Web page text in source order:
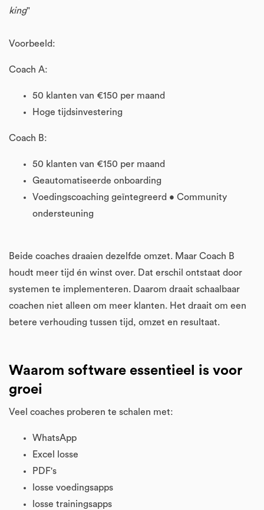
king"
Voorbeeld:
Coach A:
50 klanten van €150 per maand
Hoge tijdsinvestering
Coach B:
50 klanten van €150 per maand
Geautomatiseerde onboarding
Voedingscoaching geïntegreerd • Community
ondersteuning
Beide coaches draaien dezelfde omzet. Maar Coach B
houdt meer tijd én winst over. Dat erschil ontstaat door
systemen te implementeren. Daarom draait schaalbaar
coachen niet alleen om meer klanten. Het draait om een
betere verhouding tussen tijd, omzet en resultaat.
Waarom software essentieel is voor
groei
Veel coaches proberen te schalen met:
WhatsApp
Excel losse
PDF's
losse voedingsapps
losse trainingsapps